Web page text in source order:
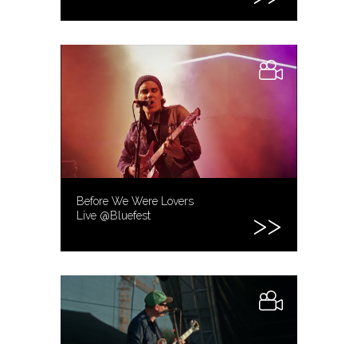
Before We Were Lovers
Live @Bluefest